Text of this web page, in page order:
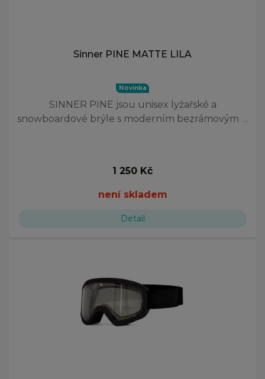
Sinner PINE MATTE LILA
Novinka
SINNER PINE jsou unisex lyžařské a
snowboardové brýle s moderním bezrámovým …
1 250 Kč
není skladem
Detail